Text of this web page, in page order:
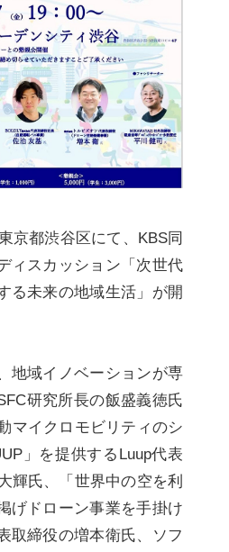
京都渋谷区にて、KBS同
ィスカッション「次世代
る未来の地域生活」が開
地域イノベーションが専
研究所長の飯盛義徳氏
マイクロモビリティのシ
」を提供するLuup代表
輝氏、「世界中の空を利
げドローン事業を手掛け
取締役の増本衛氏、ソフ